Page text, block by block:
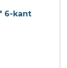
6-kant